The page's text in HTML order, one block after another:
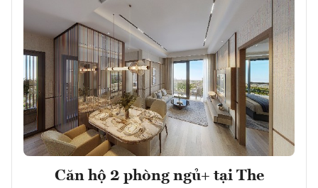
Căn hộ 2 phòng ngủ+ tại The